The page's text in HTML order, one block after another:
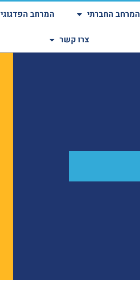
המרחב החברתי המרחב הפדגוגי
צרו קשר